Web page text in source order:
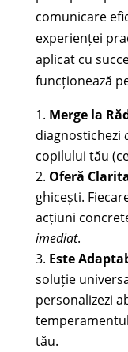
comunicare
experienței
aplicat cu
funcționează
Merge la
diagnostichezi
copilului tău
Oferă
ghicești.
acțiuni
imediat.
Este
soluție
personalizezi
tău.